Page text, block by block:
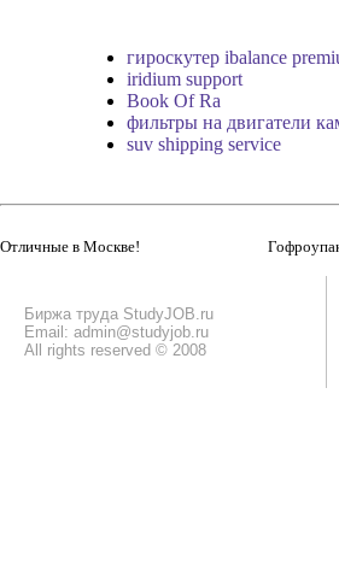
гироскутер ibalance
iridium support
Book Of Ra
фильтры на двигатели
suv shipping service
Отличные в Москве!
Биржа труда StudyJOB.ru
Email: admin@studyjob.ru
All rights reserved © 2008